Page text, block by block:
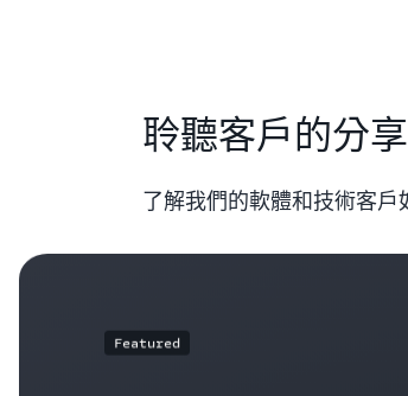
聆聽客戶的分享
了解我們的軟體和技術客戶
Featured